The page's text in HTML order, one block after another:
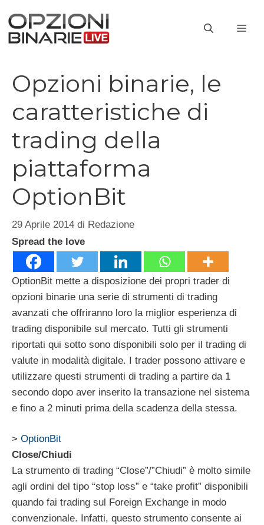
contenuto
Opzioni binarie, le
caratteristiche di
trading della
piattaforma
OptionBit
29 Aprile 2014 di Redazione
Spread the love
OptionBit mette a disposizione dei propri trader di
opzioni binarie una serie di strumenti di trading
avanzati che offriranno loro la miglior esperienza di
trading disponibile sul mercato. Tutti gli strumenti
riportati qui sotto sono disponibili solo per il trading di
valute in modalità digitale. I trader possono attivare e
utilizzare questi strumenti di trading a partire da 1
secondo dopo aver inserito la transazione nel sistema
e fino a 2 minuti prima della scadenza della stessa.
> OptionBit
Close/Chiudi
La strumento di trading “Close”/”Chiudi” è molto simile
agli ordini del tipo “stop loss” e “take profit” disponibili
quando fai trading sul Foreign Exchange in modo
convenzionale. Infatti, questo strumento consente ai